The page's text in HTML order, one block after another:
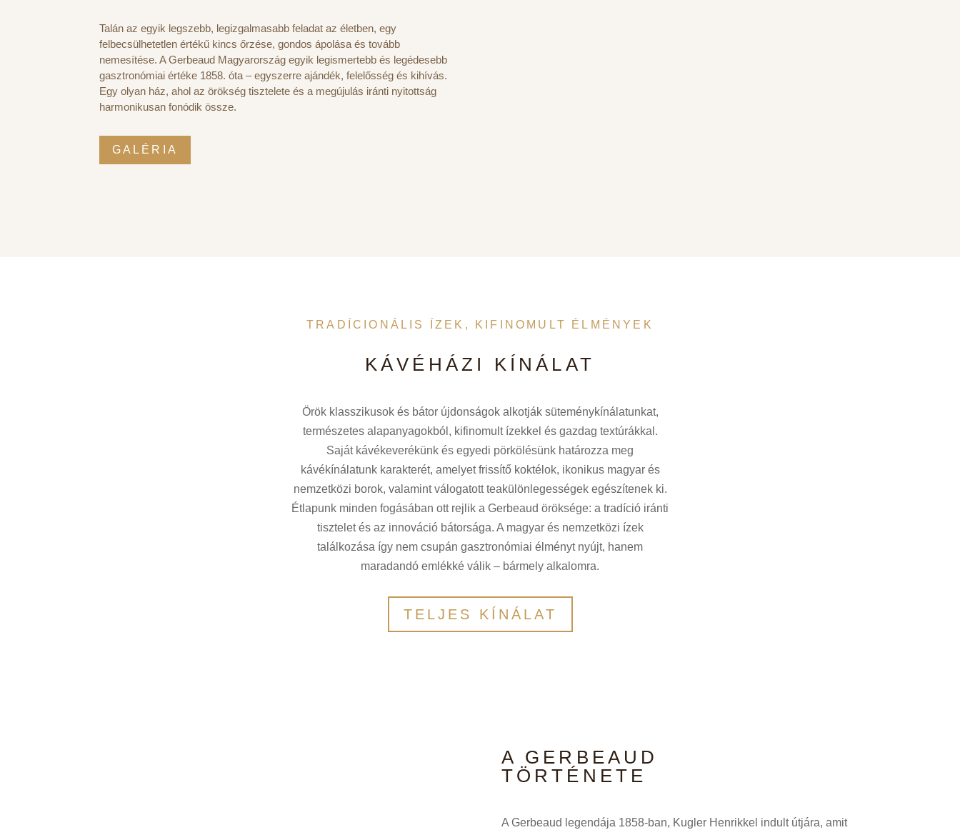
Talán az egyik legszebb, legizgalmasabb feladat az életben, egy
felbecsülhetetlen értékű kincs őrzése, gondos ápolása és tovább
nemesítése. A Gerbeaud Magyarország egyik legismertebb és legédesebb
gasztronómiai értéke 1858. óta – egyszerre ajándék, felelősség és kihívás.
Egy olyan ház, ahol az örökség tisztelete és a megújulás iránti nyitottság
harmonikusan fonódik össze.
GALÉRIA
TRADÍCIONÁLIS ÍZEK, KIFINOMULT ÉLMÉNYEK
KÁVÉHÁZI KÍNÁLAT
Örök klasszikusok és bátor újdonságok alkotják süteménykínálatunkat,
természetes alapanyagokból, kifinomult ízekkel és gazdag textúrákkal.
Saját kávékeverékünk és egyedi pörkölésünk határozza meg
kávékínálatunk karakterét, amelyet frissítő koktélok, ikonikus magyar és
nemzetközi borok, valamint válogatott teakülönlegességek egészítenek ki.
Étlapunk minden fogásában ott rejlik a Gerbeaud öröksége: a tradíció iránti
tisztelet és az innováció bátorsága. A magyar és nemzetközi ízek
találkozása így nem csupán gasztronómiai élményt nyújt, hanem
maradandó emlékké válik – bármely alkalomra.
TELJES KÍNÁLAT
A GERBEAUD
TÖRTÉNETE
A Gerbeaud legendája 1858-ban, Kugler Henrikkel indult útjára, amit